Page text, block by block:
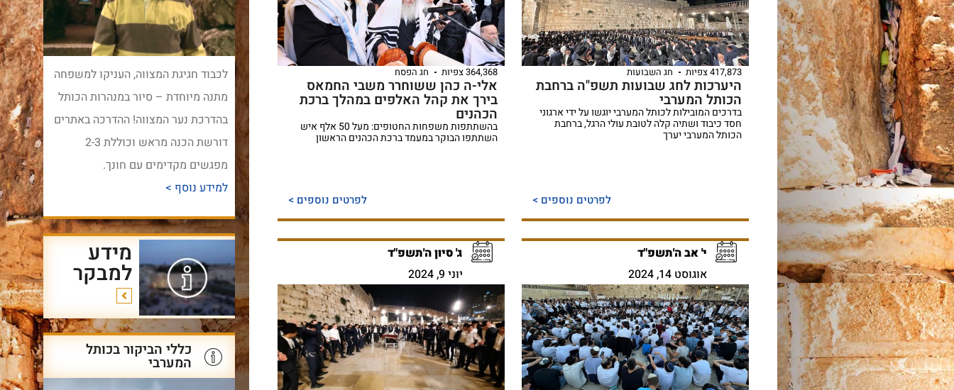
417,873 צפיות חג השבועות
היערכות לחג שבועות תשפ"ה ברחבת
הכותל המערבי
בדרכים המובילות לכותל המערבי יוגשו על ידי ארגוני
חסד כיבוד ושתיה קלה לטובת עולי הרגל, ברחבת
הכותל המערבי יערך
לפרטים נוספים >
364,368 צפיות חג הפסח
אלי-ה כהן ששוחרר משבי החמאס
בירך את קהל האלפים במהלך ברכת
הכהנים
בהשתתפות משפחות החטופים: מעל 50 אלף איש
השתתפו הבוקר במעמד ברכת הכהנים הראשון
לפרטים נוספים >
י' אב ה'תשפ"ד
אוגוסט 14, 2024
ג' סיון ה'תשפ"ד
יוני 9, 2024
לכבוד חגיגת המצווה, העניקו למשפחה
מתנה מיוחדת – סיור במנהרות הכותל
בהדרכת נער המצווה! ההדרכה באתרים
דורשת הכנה מראש וכוללת 2-3
מפגשים מקדימים עם חונך.
למידע נוסף >
מידע
למבקר
כללי הביקור בכותל
המערבי